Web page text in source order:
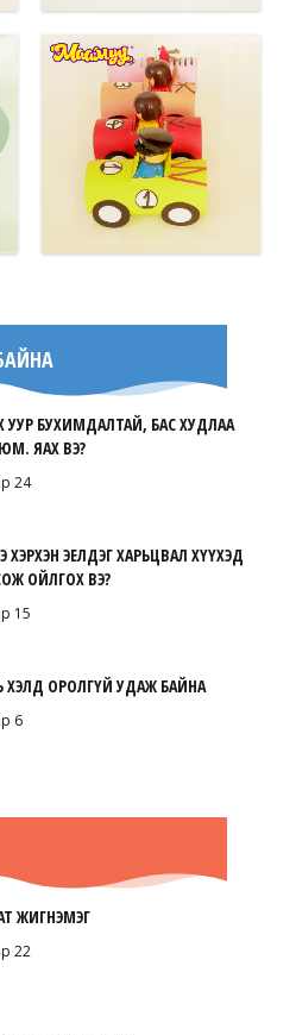
УУР БУХИМДАЛТАЙ, БАС ХУДЛАА
ЯАХ ВЭ?
24
ХЭРХЭН ЭЕЛДЭГ ХАРЬЦВАЛ ХҮҮХЭД
ОЙЛГОХ ВЭ?
15
ХЭЛД ОРОЛГҮЙ УДАЖ БАЙНА
6
ЖИГНЭМЭГ
22